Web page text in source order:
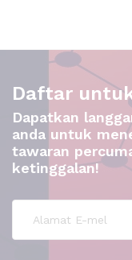
Daftar
Dapatkan
anda untuk
tawaran
ketinggalan!